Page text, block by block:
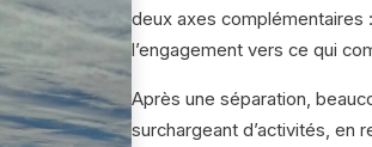
deux axes complémentaires
l’engagement vers ce qui
Après une séparation,
surchargeant d’activités, en